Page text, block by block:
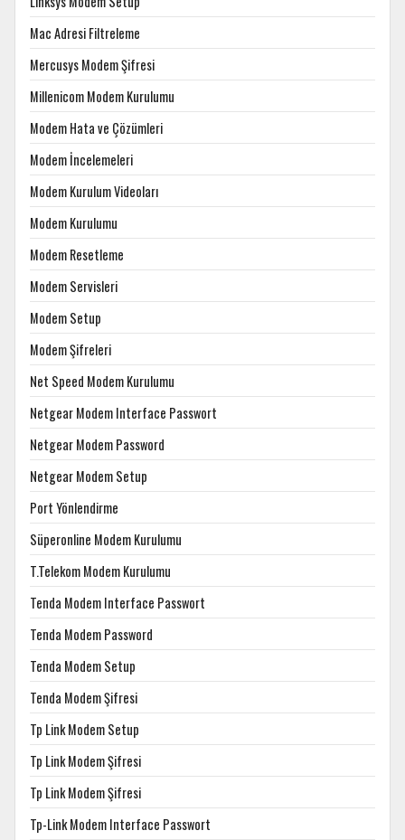
Mac Adresi Filtreleme
Mercusys Modem Şifresi
Millenicom Modem Kurulumu
Modem Hata ve Çözümleri
Modem İncelemeleri
Modem Kurulum Videoları
Modem Kurulumu
Modem Resetleme
Modem Servisleri
Modem Setup
Modem Şifreleri
Net Speed Modem Kurulumu
Netgear Modem Interface Passwort
Netgear Modem Password
Netgear Modem Setup
Port Yönlendirme
Süperonline Modem Kurulumu
T.Telekom Modem Kurulumu
Tenda Modem Interface Passwort
Tenda Modem Password
Tenda Modem Setup
Tenda Modem Şifresi
Tp Link Modem Setup
Tp Link Modem Şifresi
Tp Link Modem Şifresi
Tp-Link Modem Interface Passwort